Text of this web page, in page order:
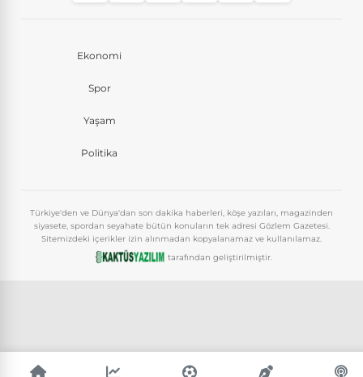
Ekonomi
Spor
Yaşam
Politika
Türkiye'den ve Dünya'dan son dakika haberleri, köşe yazıları, magazinden
siyasete, spordan seyahate bütün konuların tek adresi Gözlem Gazetesi.
Sitemizdeki içerikler izin alınmadan kopyalanamaz ve kullanılamaz.
tarafından geliştirilmiştir.